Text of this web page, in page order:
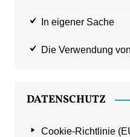
In eigener Sache
Die Verwendung
DATENSCHUTZ
Cookie-Richtlinie